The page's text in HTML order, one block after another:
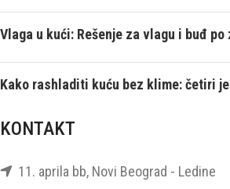
Vlaga u kući: Rešenje za vlagu i buđ
Kako rashladiti kuću bez klime: četiri
KONTAKT
11. aprila bb, Novi Beograd - Ledine